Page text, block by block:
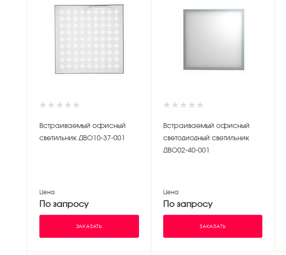
Встраиваемый офисный
светильник ДВО10-37-001
Цена
По запросу
ЗАКАЗАТЬ
Встраиваемый офисный
светодиодный светильник
ДВО02-40-001
Цена
По запросу
ЗАКАЗАТЬ